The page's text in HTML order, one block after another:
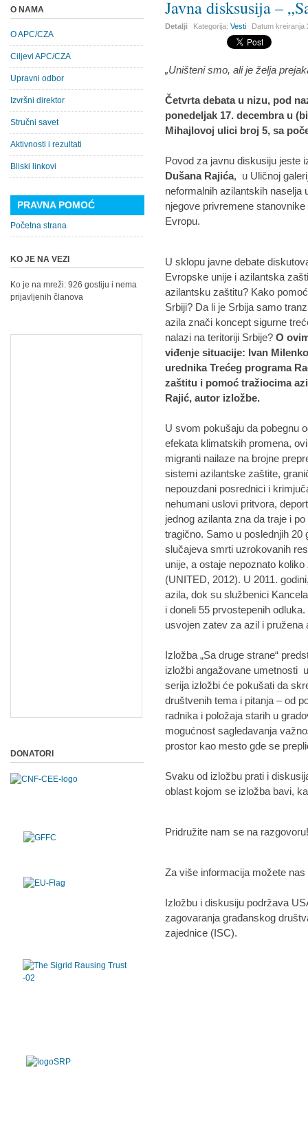
Javna disksusija –
Detalji Kategorija:Vesti Datum kreiranja
„Uništeni smo, ali je želja
Četvrta debata u nizu, pod
ponedeljak 17. decembra u
Mihajlovoj ulici broj 5, sa
Povod za javnu diskusiju jeste
Dušana Rajića, u Uličnoj
neformalnih azilantskih naselja
njegove privremene
Evropu.
U sklopu javne debate
Evropske unije i azilantska
azilantsku zaštitu? Kako
Srbiji? Da li je Srbija samo
azila znači koncept sigurne
nalazi na teritoriji Srbije? O
viđenje situacije: Ivan
urednika Trećeg programa
zaštitu i pomoć tražiocima
Rajić, autor izložbe.
U svom pokušaju da pobegnu
efekata klimatskih promena,
migranti nailaze na brojne
sistemi azilantske zaštite,
nepouzdani posrednici i
nehumani uslovi pritvora,
jednog azilanta zna da traje i
tragično. Samo u poslednjih 20
slučajeva smrti uzrokovanih
unije, a ostaje nepoznato
(UNITED, 2012). U 2011.
azila, dok su službenici
i doneli 55 prvostepenih
usvojen zatev za azil i
Izložba „Sa druge strane“
izložbi angažovane umetnosti
serija izložbi će pokušati da
društvenih tema i pitanja – od
radnika i položaja starih u
mogućnost sagledavanja
prostor kao mesto gde se
Svaku od izložbu prati i
oblast kojom se izložba bavi,
Pridružite nam se na
Za više informacija možete
Izložbu i diskusiju podržava
zagovaranja građanskog
zajednice (ISC).
O NAMA
O APC/CZA
Ciljevi APC/CZA
Upravni odbor
Izvršni direktor
Stručni savet
Aktivnosti i rezultati
Bliski linkovi
PRAVNA POMOĆ
Početna strana
KO JE NA VEZI
Ko je na mreži: 926 gostiju i nema
prijavljenih članova
DONATORI